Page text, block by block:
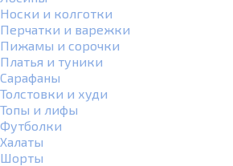
Носки и колготки
Перчатки и варежки
Пижамы и сорочки
Платья и туники
Сарафаны
Толстовки и худи
Топы и лифы
Футболки
Халаты
Шорты